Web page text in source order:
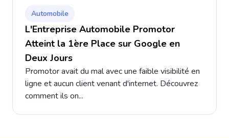
Automobile
L'Entreprise Automobile Promotor
Atteint la 1ère Place sur Google en
Deux Jours
Promotor avait du mal avec une faible visibilité en
ligne et aucun client venant d'internet. Découvrez
comment ils on...